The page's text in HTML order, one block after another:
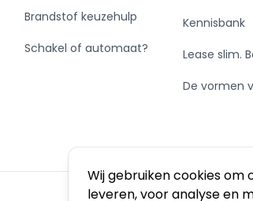
Wij gebruiken cookies
leveren, voor analyse en
Brandstof keuzehulp
Schakel of automaat?
Kennisbank
Lease slim.
De vormen